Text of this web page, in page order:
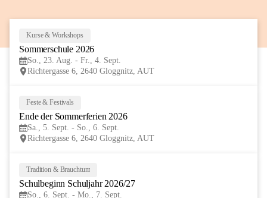
Kurse & Workshops
Sommerschule 2026
So., 23. Aug. - Fr., 4. Sept.
Richtergasse 6, 2640 Gloggnitz, AUT
Feste & Festivals
Ende der Sommerferien 2026
Sa., 5. Sept. - So., 6. Sept.
Richtergasse 6, 2640 Gloggnitz, AUT
Tradition & Brauchtum
Schulbeginn Schuljahr 2026/27
So., 6. Sept. - Mo., 7. Sept.